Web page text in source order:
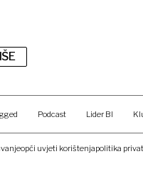
Podcast Lider BI
opći uvjeti korištenjapolitika